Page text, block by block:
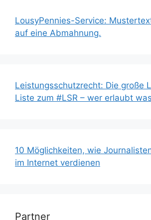
LousyPennies-Service:
auf eine Abmahnung.
Leistungsschutzrecht: Die große
Liste zum #LSR – wer erlaubt
10 Möglichkeiten, wie
im Internet verdienen
Partner